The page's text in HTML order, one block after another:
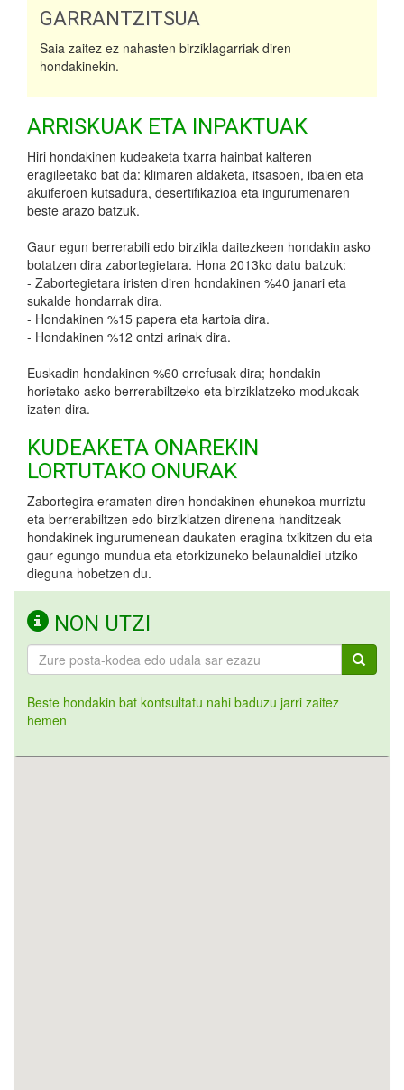
GARRANTZITSUA
Saia zaitez ez nahasten birziklagarriak diren
hondakinekin.
ARRISKUAK ETA INPAKTUAK
Hiri hondakinen kudeaketa txarra hainbat kalteren
eragileetako bat da: klimaren aldaketa, itsasoen, ibaien eta
akuiferoen kutsadura, desertifikazioa eta ingurumenaren
beste arazo batzuk.
Gaur egun berrerabili edo birzikla daitezkeen hondakin asko
botatzen dira zabortegietara. Hona 2013ko datu batzuk:
- Zabortegietara iristen diren hondakinen %40 janari eta
sukalde hondarrak dira.
- Hondakinen %15 papera eta kartoia dira.
- Hondakinen %12 ontzi arinak dira.
Euskadin hondakinen %60 errefusak dira; hondakin
horietako asko berrerabiltzeko eta birziklatzeko modukoak
izaten dira.
KUDEAKETA ONAREKIN
LORTUTAKO ONURAK
Zabortegira eramaten diren hondakinen ehunekoa murriztu
eta berrerabiltzen edo birziklatzen direnena handitzeak
hondakinek ingurumenean daukaten eragina txikitzen du eta
gaur egungo mundua eta etorkizuneko belaunaldiei utziko
dieguna hobetzen du.
NON UTZI
Beste hondakin bat kontsultatu nahi baduzu jarri zaitez
hemen